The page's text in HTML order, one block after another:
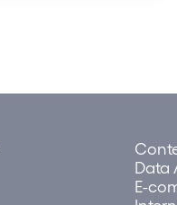
Data
E-